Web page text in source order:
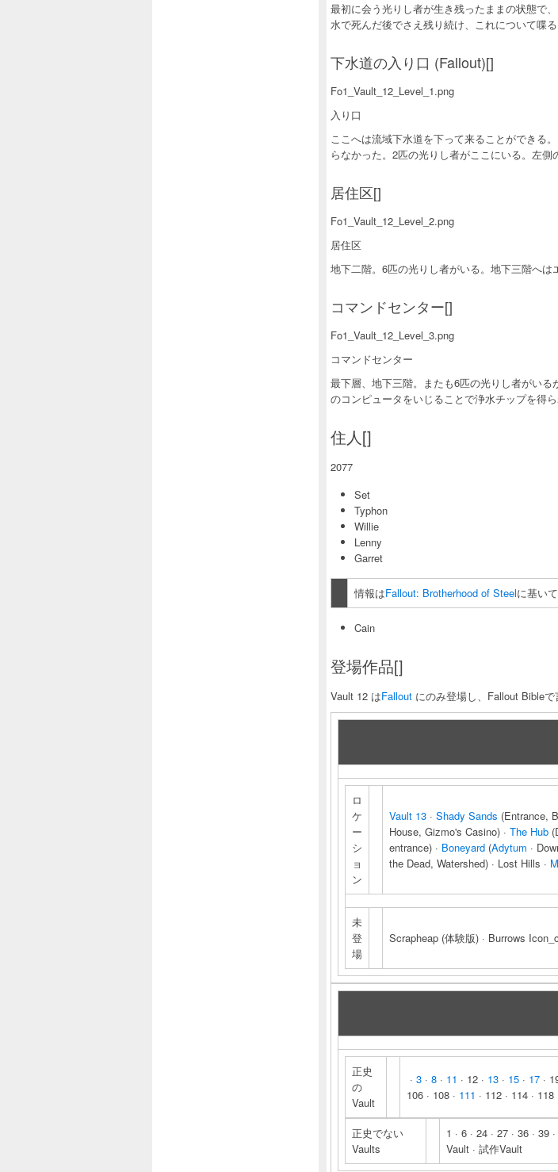
最初に会う光りし者が生き残ったままの状態で
水で死んだ後でさえ残り続け、これについて喋る
下水道の入り口 (Fallout)[]
Fo1_Vault_12_Level_1.png
入り口
ここへは流域下水道を下って来ることができる
らなかった。2匹の光りし者がここにいる。左側
居住区[]
Fo1_Vault_12_Level_2.png
居住区
地下二階。6匹の光りし者がいる。地下三階へは
コマンドセンター[]
Fo1_Vault_12_Level_3.png
コマンドセンター
最下層、地下三階。またも6匹の光りし者がい
のコンピュータをいじることで浄水チップを得ら
住人[]
2077
Set
Typhon
Willie
Lenny
Garret
情報はFallout: Brotherhood of Steelに基い
Cain
登場作品[]
Vault 12 はFallout にのみ登場し、Fallout Bibleで
ロ
ケ
ー
シ
ョ
ン
Vault 13 · Shady Sands (Entrance,
House, Gizmo's Casino) · The Hub
entrance) · Boneyard (Adytum ·
the Dead, Watershed) · Lost Hills ·
未
登
場
Scrapheap (体験版) · Burrows
正史
の
Vault
· 3 · 8 · 11 · 12 · 13 · 15 · 17 ·
106 · 108 · 111 · 112 · 114 ·
正史でない
Vaults
1 · 6 · 24 · 27 · 36 · 39
Vault · 試作Vault